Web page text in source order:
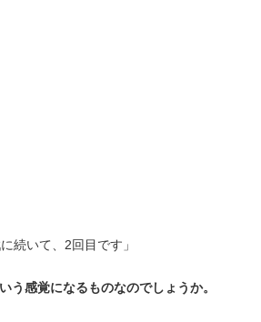
続いて、2回目です」
感覚になるものなのでしょうか。